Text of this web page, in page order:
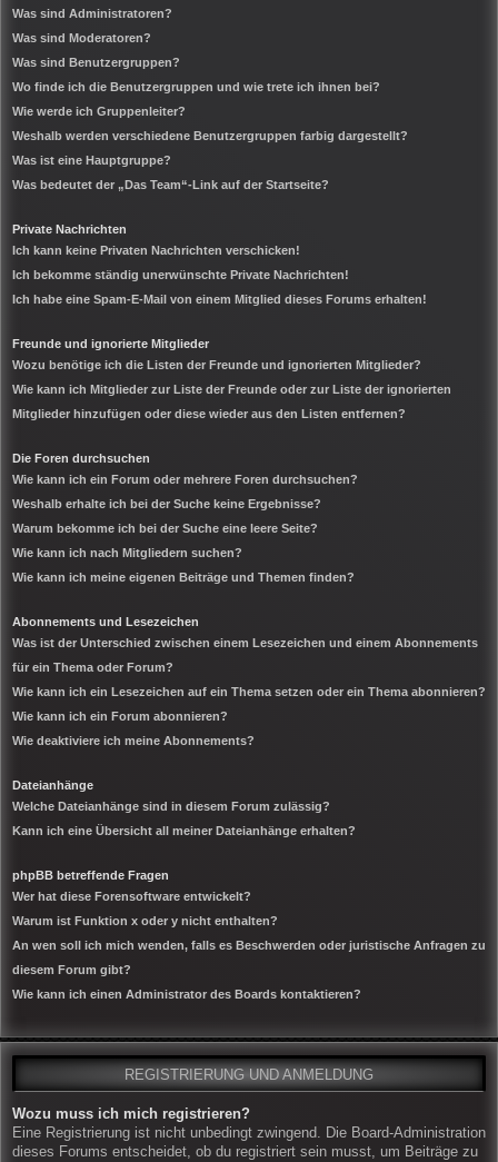
Was sind Administratoren?
Was sind Moderatoren?
Was sind Benutzergruppen?
Wo finde ich die Benutzergruppen und wie trete ich ihnen bei?
Wie werde ich Gruppenleiter?
Weshalb werden verschiedene Benutzergruppen farbig dargestellt?
Was ist eine Hauptgruppe?
Was bedeutet der „Das Team“-Link auf der Startseite?
Private Nachrichten
Ich kann keine Privaten Nachrichten verschicken!
Ich bekomme ständig unerwünschte Private Nachrichten!
Ich habe eine Spam-E-Mail von einem Mitglied dieses Forums erhalten!
Freunde und ignorierte Mitglieder
Wozu benötige ich die Listen der Freunde und ignorierten Mitglieder?
Wie kann ich Mitglieder zur Liste der Freunde oder zur Liste der ignorierten
Mitglieder hinzufügen oder diese wieder aus den Listen entfernen?
Die Foren durchsuchen
Wie kann ich ein Forum oder mehrere Foren durchsuchen?
Weshalb erhalte ich bei der Suche keine Ergebnisse?
Warum bekomme ich bei der Suche eine leere Seite?
Wie kann ich nach Mitgliedern suchen?
Wie kann ich meine eigenen Beiträge und Themen finden?
Abonnements und Lesezeichen
Was ist der Unterschied zwischen einem Lesezeichen und einem Abonnements
für ein Thema oder Forum?
Wie kann ich ein Lesezeichen auf ein Thema setzen oder ein Thema abonnieren?
Wie kann ich ein Forum abonnieren?
Wie deaktiviere ich meine Abonnements?
Dateianhänge
Welche Dateianhänge sind in diesem Forum zulässig?
Kann ich eine Übersicht all meiner Dateianhänge erhalten?
phpBB betreffende Fragen
Wer hat diese Forensoftware entwickelt?
Warum ist Funktion x oder y nicht enthalten?
An wen soll ich mich wenden, falls es Beschwerden oder juristische Anfragen zu
diesem Forum gibt?
Wie kann ich einen Administrator des Boards kontaktieren?
REGISTRIERUNG UND ANMELDUNG
Wozu muss ich mich registrieren?
Eine Registrierung ist nicht unbedingt zwingend. Die Board-Administration
dieses Forums entscheidet, ob du registriert sein musst, um Beiträge zu